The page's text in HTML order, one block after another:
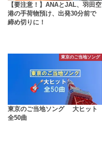
【要注意！】ANAとJAL、羽田空
港の手荷物預け、出発30分前で
締め切りに！
東京のご当地ソング
東京のご当地ソング 大ヒット
全50曲